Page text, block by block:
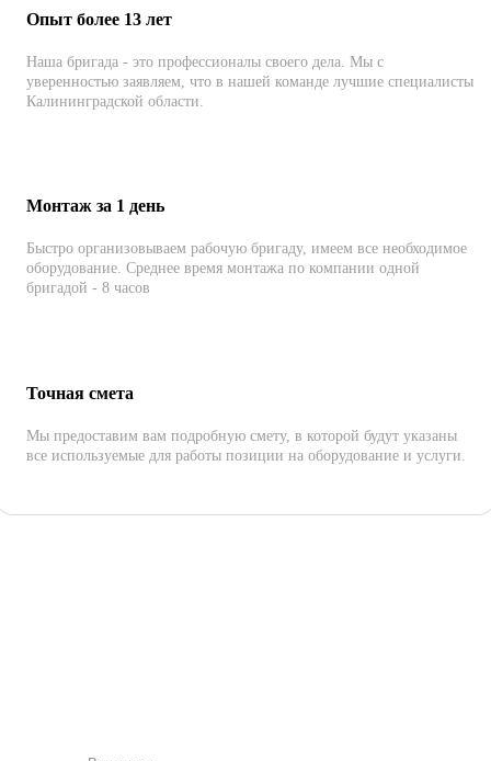
Опыт более 13 лет
Наша бригада - это профессионалы своего дела. Мы с
уверенностью заявляем, что в нашей команде лучшие специалисты
Калининградской области.
Монтаж за 1 день
Быстро организовываем рабочую бригаду, имеем все необходимое
оборудование. Среднее время монтажа по компании одной
бригадой - 8 часов
Точная смета
Мы предоставим вам подробную смету, в которой будут указаны
все используемые для работы позиции на оборудование и услуги.